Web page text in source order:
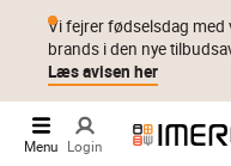
Klik & hent Byt i 1 år
Vi fejrer fødselsdag med
brands i den nye
Læs avisen her
Menu Login